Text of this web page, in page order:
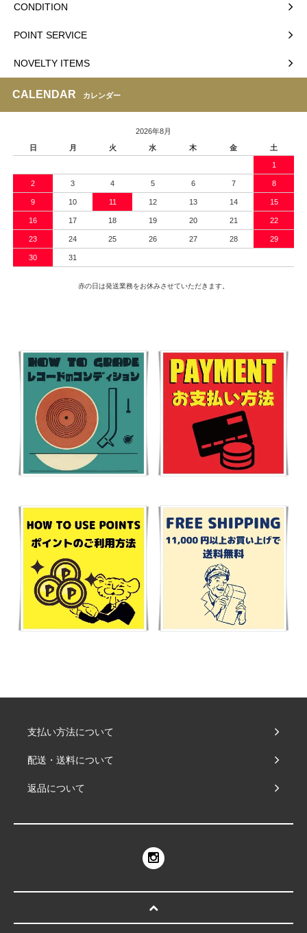
CONDITION
POINT SERVICE
NOVELTY ITEMS
CALENDAR カレンダー
2026年8月
日
月 火 水 木 金 土
1
2 3 4 5 6 7 8
9 10 11 12 13 14 15
16 17 18 19 20 21 22
23 24 25 26 27 28 29
30 31
赤の日は発送業務をお休みさせていただきます。
支払い方法について
配送・送料について
返品について